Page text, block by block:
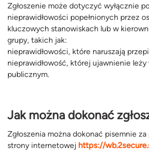
Zgłoszenie może dotyczyć wyłącznie
nieprawidłowości popełnionych przez
kluczowych stanowiskach lub w
grupy, takich jak:
nieprawidłowości, które naruszają
nieprawidłowość, której ujawnienie
publicznym.
Jak można dokonać
Zgłoszenia można dokonać pisemnie
strony internetowej https://